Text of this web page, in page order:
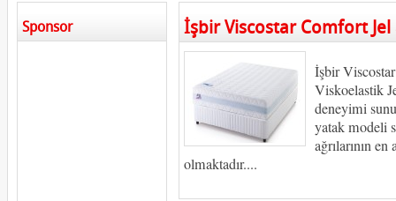
Sponsor İşbir Viscostar Comfort Jel
İşbir Viscostar
Viskoelastik
deneyimi
yatak modeli
ağrılarının
olmaktadır....